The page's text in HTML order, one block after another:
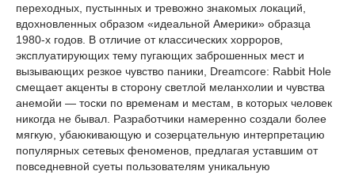
переходных, пустынных и тревожно знакомых локаций,
вдохновленных образом «идеальной Америки» образца
1980-х годов. В отличие от классических хорроров,
эксплуатирующих тему пугающих заброшенных мест и
вызывающих резкое чувство паники, Dreamcore: Rabbit Hole
смещает акценты в сторону светлой меланхолии и чувства
анемойи — тоски по временам и местам, в которых человек
никогда не бывал. Разработчики намеренно создали более
мягкую, убаюкивающую и созерцательную интерпретацию
популярных сетевых феноменов, предлагая уставшим от
повседневной суеты пользователям уникальную